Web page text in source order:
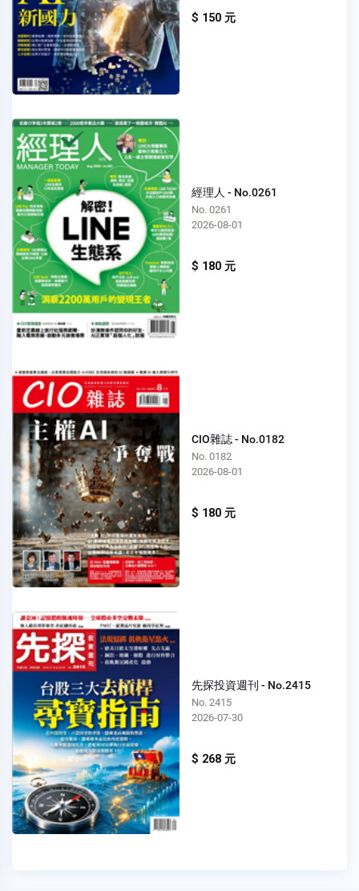
$ 150 元
經理人 - No.0261
No. 0261
2026-08-01
$ 180 元
CIO雜誌 - No.0182
No. 0182
2026-08-01
$ 180 元
先探投資週刊 - No.2415
No. 2415
2026-07-30
$ 268 元